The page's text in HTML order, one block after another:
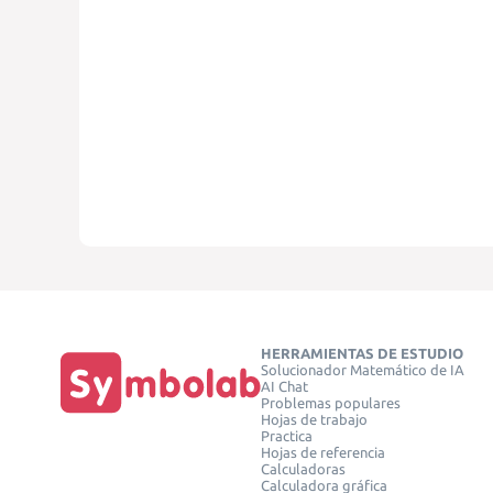
HERRAMIENTAS DE ESTUDIO
Solucionador Matemático de IA
AI Chat
Problemas populares
Hojas de trabajo
Practica
Hojas de referencia
Calculadoras
Calculadora gráfica